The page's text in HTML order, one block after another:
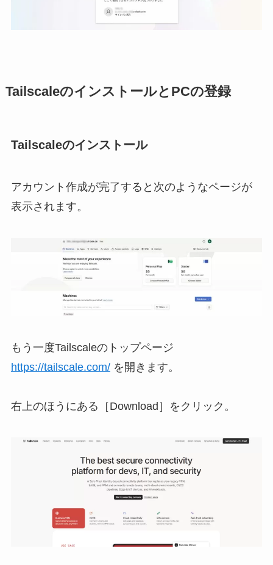
TailscaleのインストールとPCの登録
Tailscaleのインストール
アカウント作成が完了すると次のようなページが
表示されます。
もう⼀度Tailscaleのトップページ
https://tailscale.com/を開きます。
右上のほうにある［Download］をクリック。